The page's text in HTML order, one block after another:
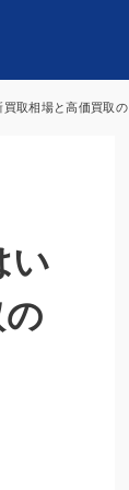
取相場と高価買取
い